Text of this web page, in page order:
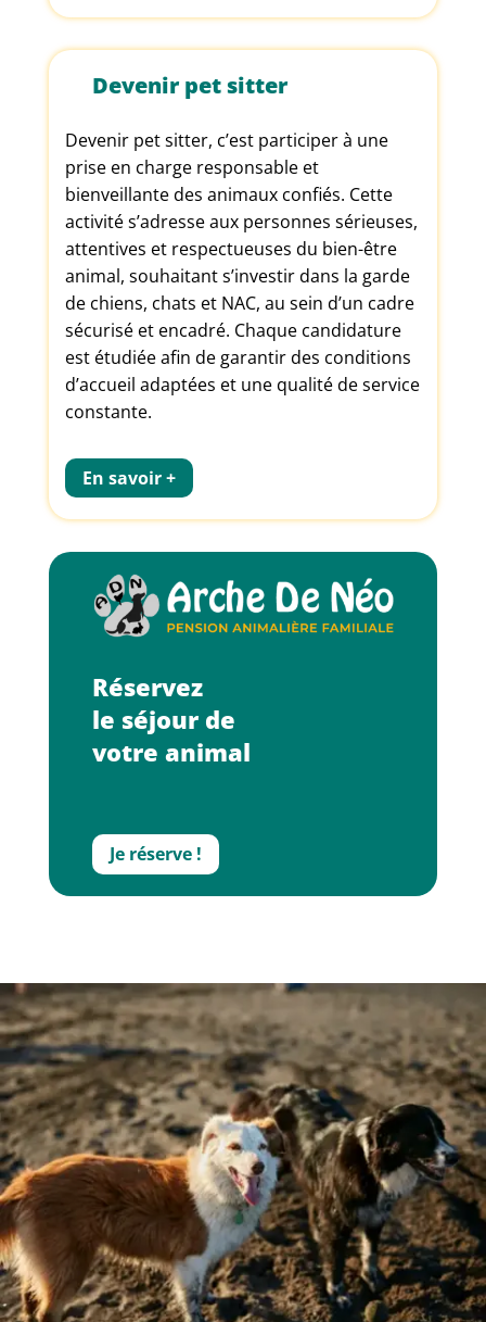
Devenir pet sitter
Devenir pet sitter, c’est participer à une
prise en charge responsable et
bienveillante des animaux confiés. Cette
activité s’adresse aux personnes sérieuses,
attentives et respectueuses du bien-être
animal, souhaitant s’investir dans la garde
de chiens, chats et NAC, au sein d’un cadre
sécurisé et encadré. Chaque candidature
est étudiée afin de garantir des conditions
d’accueil adaptées et une qualité de service
constante.
En savoir +
Réservez
le séjour de
votre animal
Je réserve !